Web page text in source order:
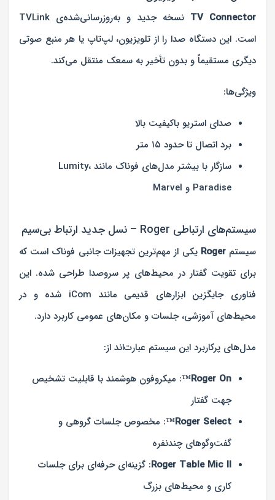
TV Connector
نسخه جدید و به‌روزرسانی‌شده‌ی TVLink
است. این دستگاه صدا را از تلویزیون، لپ‌تاپ یا هر منبع صوتی
دیگری مستقیماً و بدون تأخیر به سمعک منتقل می‌کند.
ویژگی‌ها:
صدای استریو باکیفیت بالا
برد اتصال تا حدود ۱۵ متر
سازگار با بیشتر مدل‌های فوناک مانند Lumity،
Paradise و Marvel
سیستم‌های ارتباطی Roger – نسل جدید ارتباط بی‌سیم
سیستمRoger یکی از مهم‌ترین تجهیزات جانبی فوناک است که
برای تقویت گفتار در محیط‌های پر سروصدا طراحی شده. این
فناوری جایگزین ابزارهای قدیمی مانند iCom شده و در
محیط‌های آموزشی، جلسات و مکان‌های عمومی کاربرد دارد.
مدل‌های پرکاربرد این سیستم عبارت‌اند از:
Roger On™
: میکروفون هوشمند با قابلیت تشخیص
جهت گفتار
Roger Select™
: مخصوص جلسات گروهی و
گفت‌وگوهای چندنفره
Roger Table Mic II: گزینه‌ای حرفه‌ای برای جلسات
کاری و محیط‌های بزرگ